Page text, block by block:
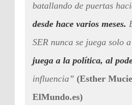
batallando de puertas
desde hace varios meses.
SER nunca se juega solo
juega a la política, al
influencia” (Esther
ElMundo.es)